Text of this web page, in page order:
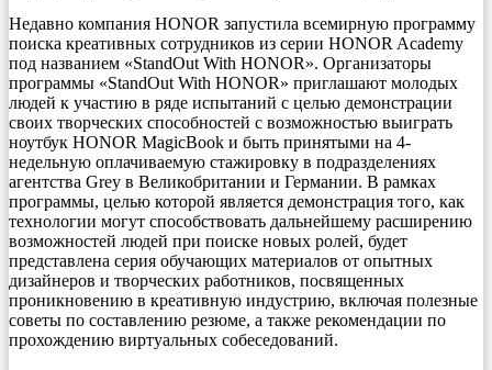
Недавно компания HONOR запустила всемирную программу
поиска креативных сотрудников из серии HONOR Academy
под названием «StandOut With HONOR». Организаторы
программы «StandOut With HONOR» приглашают молодых
людей к участию в ряде испытаний с целью демонстрации
своих творческих способностей с возможностью выиграть
ноутбук HONOR MagicBook и быть принятыми на 4-
недельную оплачиваемую стажировку в подразделениях
агентства Grey в Великобритании и Германии. В рамках
программы, целью которой является демонстрация того, как
технологии могут способствовать дальнейшему расширению
возможностей людей при поиске новых ролей, будет
представлена серия обучающих материалов от опытных
дизайнеров и творческих работников, посвященных
проникновению в креативную индустрию, включая полезные
советы по составлению резюме, а также рекомендации по
прохождению виртуальных собеседований.